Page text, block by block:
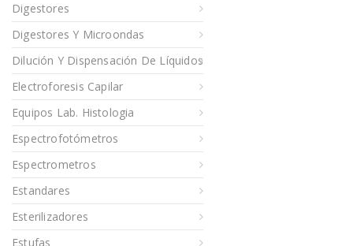
Digestores
Digestores Y Microondas
Dilución Y Dispensación De Líquidos
Electroforesis Capilar
Equipos Lab. Histologia
Espectrofotómetros
Espectrometros
Estandares
Esterilizadores
Estufas